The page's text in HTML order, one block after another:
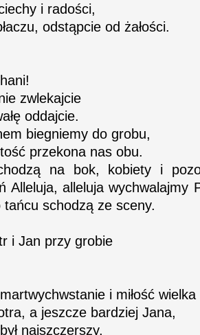
i radości,
odstąpcie od żałości.
zwlekajcie
oddajcie.
biegniemy do grobu,
przekona nas obu.
na bok, kobiety i
Alleluja, alleluja wychwalajmy
tańcu schodzą ze sceny.
i Jan przy grobie
i miłość
a jeszcze bardziej Jana,
najszczerszy,